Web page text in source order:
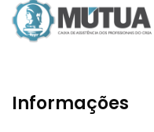
Informações